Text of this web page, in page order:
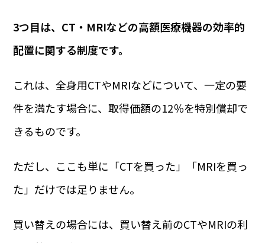
3つ目は、CT・MRIなどの高額医療機器の効率的
配置に関する制度です。
これは、全身用CTやMRIなどについて、一定の要
件を満たす場合に、取得価額の12％を特別償却で
きるものです。
ただし、ここも単に「CTを買った」「MRIを買っ
た」だけでは足りません。
買い替えの場合には、買い替え前のCTやMRIの利